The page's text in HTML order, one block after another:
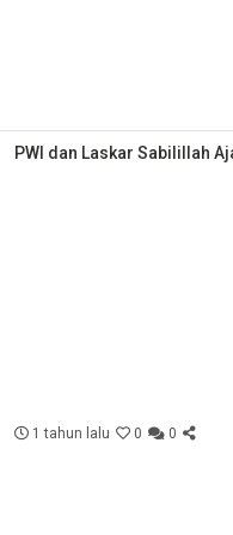
PWI dan Laskar Sabilillah
1 tahun lalu 0 0